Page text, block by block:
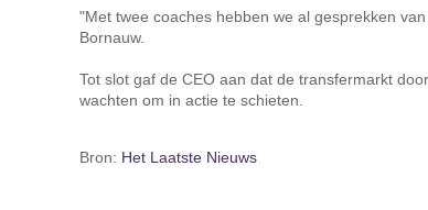
"Met twee coaches hebben we al gesprekken
Bornauw.
Tot slot gaf de CEO aan dat de transfermarkt
wachten om in actie te schieten.
Bron: Het Laatste Nieuws